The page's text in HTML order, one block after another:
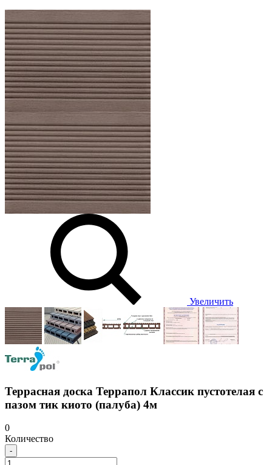
Увеличить
Террасная доска Террапол Классик пустотелая с
пазом тик киото (палуба) 4м
0
Количество
-